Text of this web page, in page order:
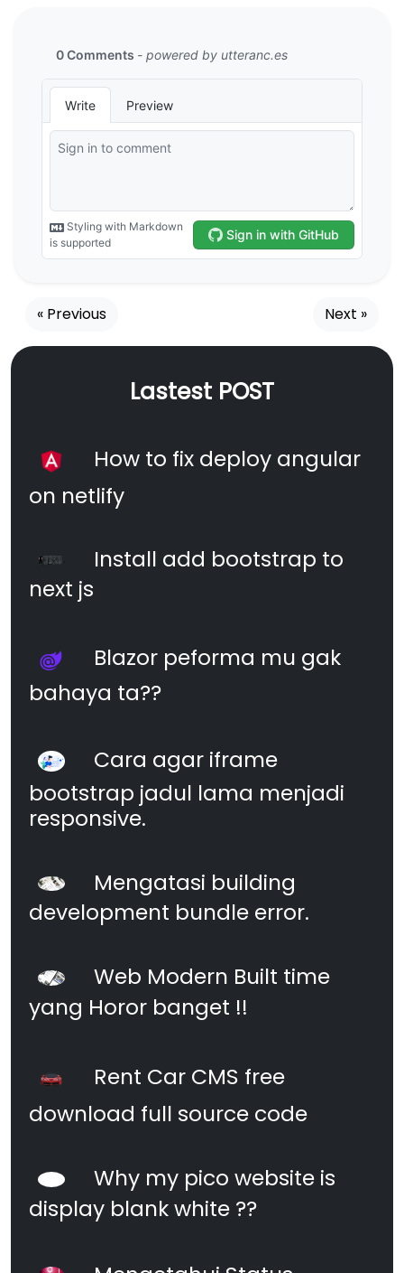
« Previous Next »
Lastest POST
How to fix deploy angular
on netlify
Install add bootstrap to
next js
Blazor peforma mu gak
bahaya ta??
Cara agar iframe
bootstrap jadul lama menjadi
responsive.
Mengatasi building
development bundle error.
Web Modern Built time
yang Horor banget !!
Rent Car CMS free
download full source code
Why my pico website is
display blank white ??